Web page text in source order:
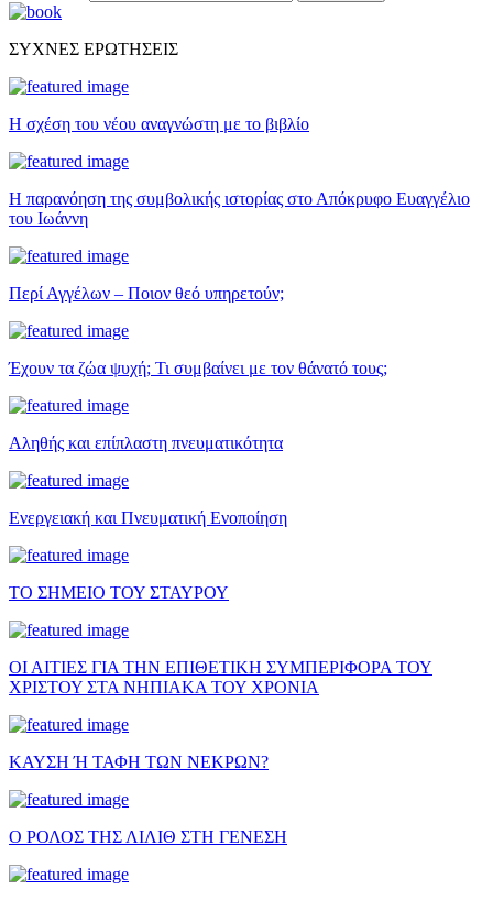
ΣΥΧΝΕΣ ΕΡΩΤΗΣΕΙΣ
Η σχέση του νέου αναγνώστη με το βιβλίο
Η παρανόηση της συμβολικής ιστορίας στο Απόκρυφο Ευαγγέλιο
του Ιωάννη
Περί Αγγέλων – Ποιον θεό υπηρετούν;
Έχουν τα ζώα ψυχή; Τι συμβαίνει με τον θάνατό τους;
Αληθής και επίπλαστη πνευματικότητα
Ενεργειακή και Πνευματική Ενοποίηση
ΤΟ ΣΗΜΕΙΟ ΤΟΥ ΣΤΑΥΡΟΥ
ΟΙ ΑΙΤΙΕΣ ΓΙΑ ΤΗΝ ΕΠΙΘΕΤΙΚΗ ΣΥΜΠΕΡΙΦΟΡΑ ΤΟΥ
ΧΡΙΣΤΟΥ ΣΤΑ ΝΗΠΙΑΚΑ ΤΟΥ ΧΡΟΝΙΑ
ΚΑΥΣΗ Ή ΤΑΦΗ ΤΩΝ ΝΕΚΡΩΝ?
Ο ΡΟΛΟΣ ΤΗΣ ΛΙΛΙΘ ΣΤΗ ΓΕΝΕΣΗ